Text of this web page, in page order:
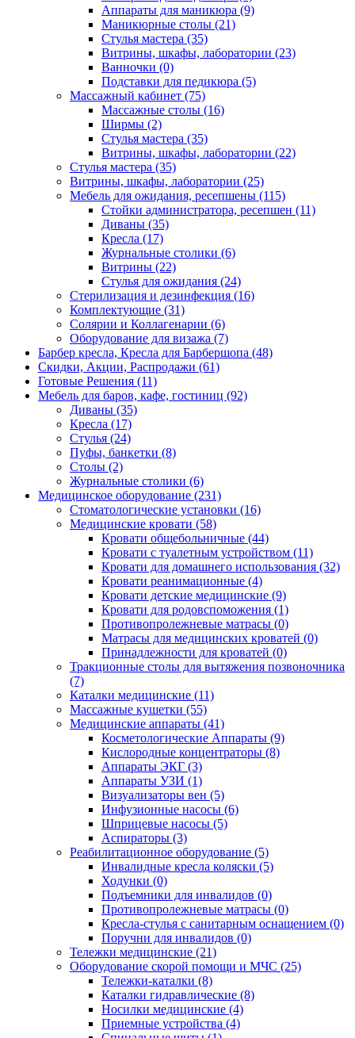
Аппараты для маникюра (9)
Маникюрные столы (21)
Стулья мастера (35)
Витрины, шкафы, лаборатории (23)
Ванночки (0)
Подставки для педикюра (5)
Массажный кабинет (75)
Массажные столы (16)
Ширмы (2)
Стулья мастера (35)
Витрины, шкафы, лаборатории (22)
Стулья мастера (35)
Витрины, шкафы, лаборатории (25)
Мебель для ожидания, ресепшены (115)
Стойки администратора, ресепшен (11)
Диваны (35)
Кресла (17)
Журнальные столики (6)
Витрины (22)
Стулья для ожидания (24)
Стерилизация и дезинфекция (16)
Комплектующие (31)
Солярии и Коллагенарии (6)
Оборудование для визажа (7)
Барбер кресла, Кресла для Барбершопа (48)
Скидки, Акции, Распродажи (61)
Готовые Решения (11)
Мебель для баров, кафе, гостиниц (92)
Диваны (35)
Кресла (17)
Стулья (24)
Пуфы, банкетки (8)
Столы (2)
Журнальные столики (6)
Медицинское оборудование (231)
Стоматологические установки (16)
Медицинские кровати (58)
Кровати общебольничные (44)
Кровати с туалетным устройством (11)
Кровати для домашнего использования (32)
Кровати реанимационные (4)
Кровати детские медицинские (9)
Кровати для родовспоможения (1)
Противопролежневые матрасы (0)
Матрасы для медицинских кроватей (0)
Принадлежности для кроватей (0)
Тракционные столы для вытяжения позвоночника
(7)
Каталки медицинские (11)
Массажные кушетки (55)
Медицинские аппараты (41)
Косметологические Аппараты (9)
Кислородные концентраторы (8)
Аппараты ЭКГ (3)
Аппараты УЗИ (1)
Визуализаторы вен (5)
Инфузионные насосы (6)
Шприцевые насосы (5)
Аспираторы (3)
Реабилитационное оборудование (5)
Инвалидные кресла коляски (5)
Ходунки (0)
Подъемники для инвалидов (0)
Противопролежневые матрасы (0)
Кресла-стулья с санитарным оснащением (0)
Поручни для инвалидов (0)
Тележки медицинские (21)
Оборудование скорой помощи и МЧС (25)
Тележки-каталки (8)
Каталки гидравлические (8)
Носилки медицинские (4)
Приемные устройства (4)